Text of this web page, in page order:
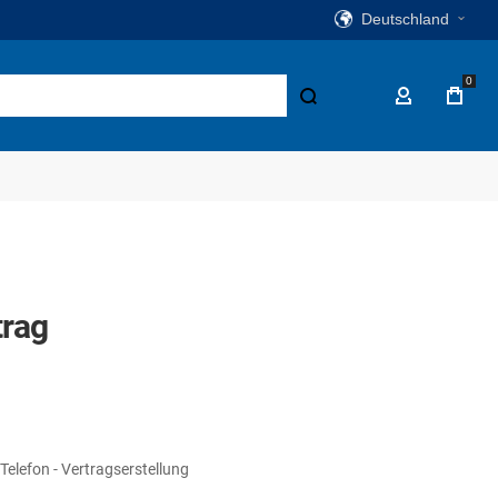
Deutschland
Mein Konto
0
- Vertragserstellung